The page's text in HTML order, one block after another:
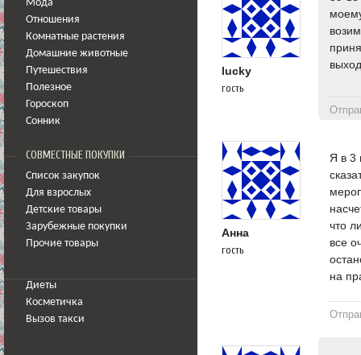
Мода
Отношения
Комнатные растения
Домашние животные
Путешествия
Полезное
Гороскоп
Сонник
СОВМЕСТНЫЕ ПОКУПКИ
Список закупок
Для взрослых
Детские товары
Зарубежные покупки
Прочие товары
Диеты
Косметичка
Вызов такси
lucky
гость
Анна
гость
Я в 3
что
все
на